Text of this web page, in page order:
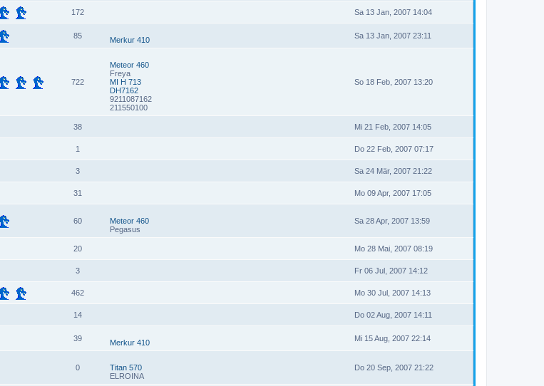
172 Sa 13 Jan, 2007 14:04
85 Merkur 410 Sa 13 Jan, 2007 23:11
722
Meteor 460
Freya
MI H 713
DH7162
9211087162
211550100
So 18 Feb, 2007 13:20
38 Mi 21 Feb, 2007 14:05
1 Do 22 Feb, 2007 07:17
3 Sa 24 Mär, 2007 21:22
31 Mo 09 Apr, 2007 17:05
60
Meteor 460
Pegasus
Sa 28 Apr, 2007 13:59
20 Mo 28 Mai, 2007 08:19
3 Fr 06 Jul, 2007 14:12
462 Mo 30 Jul, 2007 14:13
14 Do 02 Aug, 2007 14:11
39 Merkur 410 Mi 15 Aug, 2007 22:14
0
Titan 570
ELROINA
Do 20 Sep, 2007 21:22